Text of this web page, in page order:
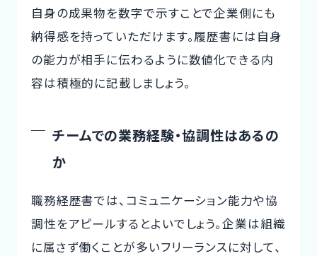
自身の成果物を数字で示すことで企業側にも
納得感を持っていただけます。履歴書には自身
の能力が相手に伝わるように数値化できる内
容は積極的に記載しましょう。
チームでの業務経験・協調性はあるの
か
職務経歴書では、コミュニケーション能力や協
調性をアピールするとよいでしょう。企業は組織
に属さず働くことが多いフリーランスに対して、